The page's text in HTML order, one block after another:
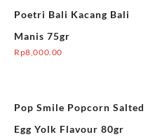
Poetri Bali Kacang Bali
Manis 75gr
Rp8,000.00
Pop Smile Popcorn Salted
Egg Yolk Flavour 80gr